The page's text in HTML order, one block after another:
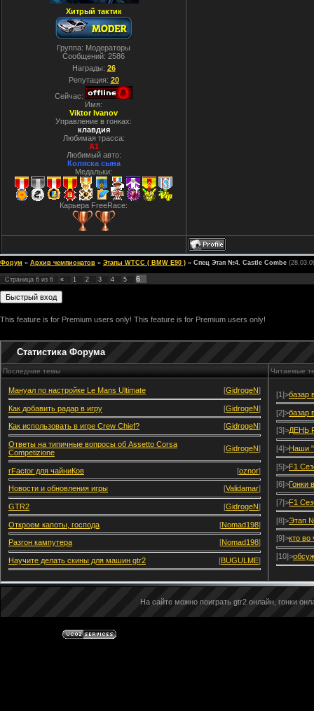
Хитрый тактик
Группа: Модераторы
Сообщений: 2586
Награды: 26
Репутация: 20
Сейчас:
Имя:
Viktor Ivanov
Управление в гонках:
клавдия
Любимая трасса:
A1
Любимый авто:
Коляска сына
Медальки:
Карьера FreeRace:
Форум » Архив чемпионатов » Этапы WTCC ( BMW E90 ) » Cпец Этап №4. Castle Combe
Страница 6 из 6 « 1 2 3 4 5 6
This feature is for Premium users only! This feature is for Premium users only!
Статистика Форума
Последние темы Читаемые
Мануал по настройке Le Mans Ultimate [GidrogeN]
Как добавить радар в игру [GidrogeN]
Как использовать в игре Crew Chief? [GidrogeN]
Ответы на типичные вопросы об Assetto Corsa
Competizione
[GidrogeN]
rFactor для чайниКов [oznor]
Новости и обновления игры [Validamar]
GTR2 [GidrogeN]
Откроем капоты, господа [Nomad198]
Разгон кампутера [Nomad198]
Научите делать скины для машин gtr2 [BUGULME]
[1]>базар
[2]>базар
[3]>ДЕНЬ
[4]>Наши
[5]>F1
[6]>Гонки
[7]>F1
[8]>Этап
[9]>кто во
[10]>
На сайте можно поиграть gtr2 онлайн, гонки